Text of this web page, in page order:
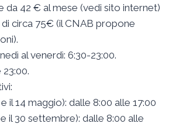
da 42 € al mese (vedi sito internet)
di circa 75€ (il CNAB propone
al venerdì: 6:30-23:00.
il 14 maggio): dalle 8:00 alle 17:00
il 30 settembre): dalle 8:00 alle